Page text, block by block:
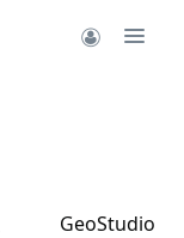
GeoStudio